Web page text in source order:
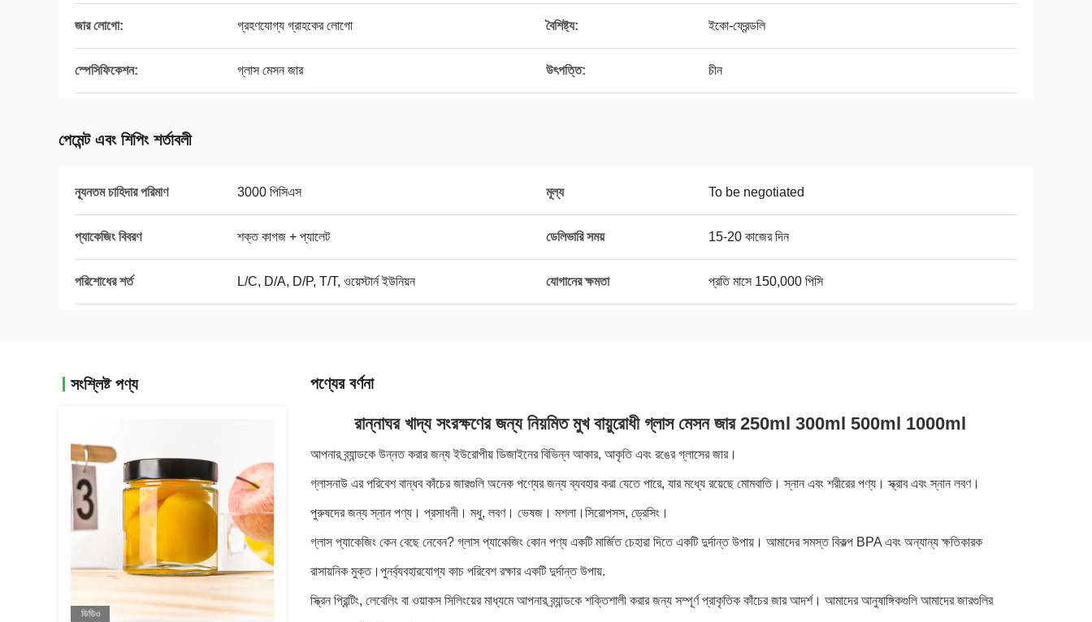
জার লোগো: গ্রহণযোগ্য গ্রাহকের লোগো বৈশিষ্ট্য: ইকো-ফ্রেন্ডলি
স্পেসিফিকেশন: গ্লাস মেসন জার উৎপত্তি: চীন
পেমেন্ট এবং শিপিং শর্তাবলী
ন্যূনতম চাহিদার পরিমাণ 3000 পিসিএস মূল্য To be negotiated
প্যাকেজিং বিবরণ শক্ত কাগজ + প্যালেট ডেলিভারি সময় 15-20 কাজের দিন
পরিশোধের শর্ত L/C, D/A, D/P, T/T, ওয়েস্টার্ন ইউনিয়ন যোগানের ক্ষমতা প্রতি মাসে 150,000 পিসি
সংশ্লিষ্ট পণ্য
ভিডিও
পণ্যের বর্ণনা
রান্নাঘর খাদ্য সংরক্ষণের জন্য নিয়মিত মুখ বায়ুরোধী গ্লাস মেসন জার 250ml 300ml 500ml 1000ml
আপনার ব্র্যান্ডকে উন্নত করার জন্য ইউরোপীয় ডিজাইনের বিভিন্ন আকার, আকৃতি এবং রঙের গ্লাসের জার।
গ্লাসনাউ এর পরিবেশ বান্ধব কাঁচের জারগুলি অনেক পণ্যের জন্য ব্যবহার করা যেতে পারে, যার মধ্যে রয়েছে মোমবাতি। স্নান এবং শরীরের পণ্য। স্ক্রাব এবং স্নান লবণ।
পুরুষদের জন্য স্নান পণ্য। প্রসাধনী। মধু, লবণ। ভেষজ। মশলা।সিরোপসস, ড্রেসিং।
গ্লাস প্যাকেজিং কেন বেছে নেবেন? গ্লাস প্যাকেজিং কোন পণ্য একটি মার্জিত চেহারা দিতে একটি দুর্দান্ত উপায়। আমাদের সমস্ত বিকল্প BPA এবং অন্যান্য ক্ষতিকারক
রাসায়নিক মুক্ত।পুনর্ব্যবহারযোগ্য কাচ পরিবেশ রক্ষার একটি দুর্দান্ত উপায়.
স্ক্রিন প্রিন্টিং, লেবেলিং বা ওয়াকস সিলিংয়ের মাধ্যমে আপনার ব্র্যান্ডকে শক্তিশালী করার জন্য সম্পূর্ণ প্রাকৃতিক কাঁচের জার আদর্শ। আমাদের আনুষাঙ্গিকগুলি আমাদের জারগুলির